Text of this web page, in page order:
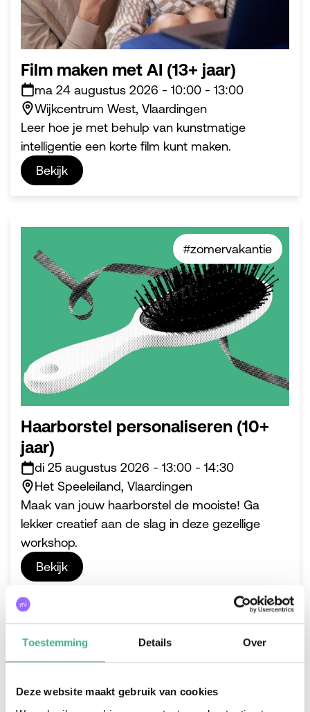
Toestemming Details Over
Deze website maakt gebruik van cookies
Film maken met AI (13+ jaar)
ma 24 augustus 2026 - 10:00 - 13:00
Wijkcentrum West, Vlaardingen
Leer hoe je met behulp van kunstmatige
intelligentie een korte film kunt maken.
Bekijk
Haarborstel personaliseren (10+
jaar)
di 25 augustus 2026 - 13:00 - 14:30
Het Speeleiland, Vlaardingen
Maak van jouw haarborstel de mooiste! Ga
lekker creatief aan de slag in deze gezellige
workshop.
Bekijk
#zomervakantie
#vlaardingen